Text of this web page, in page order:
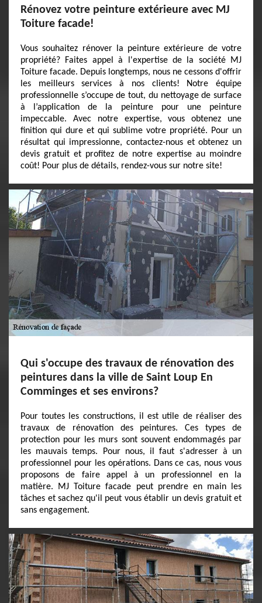
Rénovez votre peinture extérieure avec MJ
Toiture facade!
Vous souhaitez rénover la peinture extérieure de votre
propriété? Faites appel à l'expertise de la société MJ
Toiture facade. Depuis longtemps, nous ne cessons d'offrir
les meilleurs services à nos clients! Notre équipe
professionnelle s’occupe de tout, du nettoyage de surface
à l’application de la peinture pour une peinture
impeccable. Avec notre expertise, vous obtenez une
finition qui dure et qui sublime votre propriété. Pour un
résultat qui impressionne, contactez-nous et obtenez un
devis gratuit et profitez de notre expertise au moindre
coût! Pour plus de détails, rendez-vous sur notre site!
Qui s'occupe des travaux de rénovation des
peintures dans la ville de Saint Loup En
Comminges et ses environs?
Pour toutes les constructions, il est utile de réaliser des
travaux de rénovation des peintures. Ces types de
protection pour les murs sont souvent endommagés par
les mauvais temps. Pour nous, il faut s'adresser à un
professionnel pour les opérations. Dans ce cas, nous vous
proposons de faire appel à un professionnel en la
matière. MJ Toiture facade peut prendre en main les
tâches et sachez qu'il peut vous établir un devis gratuit et
sans engagement.